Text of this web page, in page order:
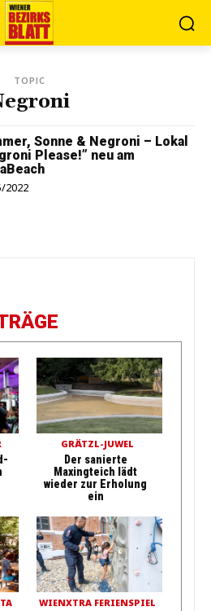
TOPIC
Sonne & Negroni – Lokal
Please!” neu am
2022
GRÄTZL-JUWEL
Der sanierte
Maxingteich lädt
wieder zur Erholung
ein
WIENXTRA FERIENSPIEL